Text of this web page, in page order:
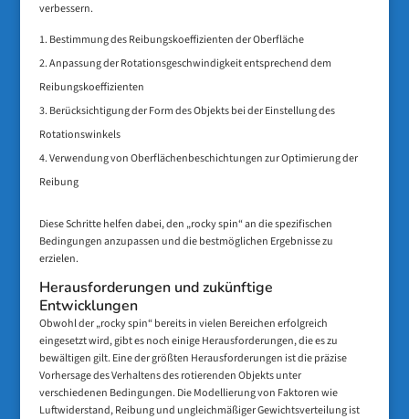
verbessern.
Bestimmung des Reibungskoeffizienten der Oberfläche
Anpassung der Rotationsgeschwindigkeit entsprechend dem
Reibungskoeffizienten
Berücksichtigung der Form des Objekts bei der Einstellung des
Rotationswinkels
Verwendung von Oberflächenbeschichtungen zur Optimierung der
Reibung
Diese Schritte helfen dabei, den „rocky spin“ an die spezifischen
Bedingungen anzupassen und die bestmöglichen Ergebnisse zu
erzielen.
Herausforderungen und zukünftige
Entwicklungen
Obwohl der „rocky spin“ bereits in vielen Bereichen erfolgreich
eingesetzt wird, gibt es noch einige Herausforderungen, die es zu
bewältigen gilt. Eine der größten Herausforderungen ist die präzise
Vorhersage des Verhaltens des rotierenden Objekts unter
verschiedenen Bedingungen. Die Modellierung von Faktoren wie
Luftwiderstand, Reibung und ungleichmäßiger Gewichtsverteilung ist